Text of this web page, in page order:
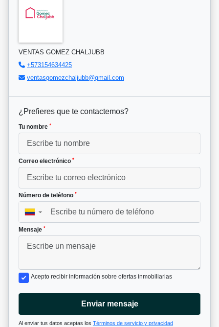
VENTAS GOMEZ CHALJUBB
+573154634425
ventasgomezchaljubb@gmail.com
¿Prefieres que te contactemos?
Tu nombre *
Correo electrónico *
Número de teléfono *
▼
Mensaje *
Acepto recibir información sobre ofertas inmobiliarias
Enviar mensaje
Al enviar tus datos aceptas los Términos de servicio y privacidad